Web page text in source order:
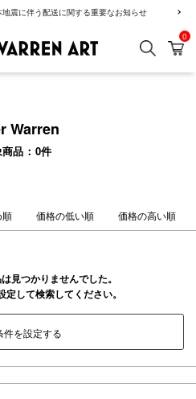
地震に伴う配送に関する重要なお知らせ
GREENROOM
検索 カ
0
Warren
品 0件
順 価格の低い順 価格の高い順
見つかりませんでした。
して検索してください。
件を設定する